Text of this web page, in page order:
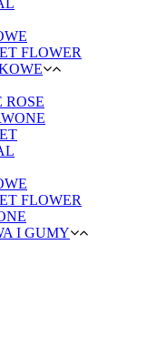
FLOWER
ROSE
FLOWER
I GUMY